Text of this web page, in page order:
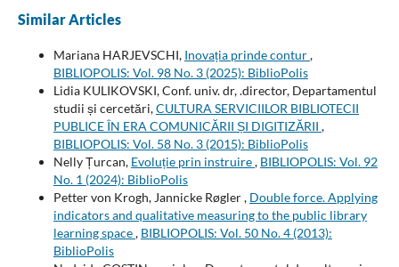
Similar Articles
Mariana HARJEVSCHI, Inovația prinde contur,
BIBLIOPOLIS: Vol. 98 No. 3 (2025): BiblioPolis
Lidia KULIKOVSKI, Conf. univ. dr, .director, Departamentul
studii și cercetări,CULTURA SERVICIILOR BIBLIOTECII
PUBLICE ÎN ERA COMUNICĂRII ȘI DIGITIZĂRII ,
BIBLIOPOLIS: Vol. 58 No. 3 (2015): BiblioPolis
Nelly Țurcan, Evoluție prin instruire, BIBLIOPOLIS: Vol. 92
No. 1 (2024): BiblioPolis
Petter von Krogh, Jannicke Røgler , Double force. Applying
indicators and qualitative measuring to the public library
learning space, BIBLIOPOLIS: Vol. 50 No. 4 (2013):
BiblioPolis